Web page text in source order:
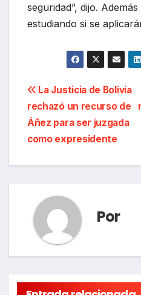
seguridad”, dijo.
estudiando si se
Navegación
de
entradas
La Justicia de Bolivia
rechazó un recurso de
Áñez para ser juzgada
como expresidente
Por